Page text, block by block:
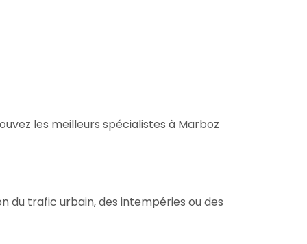
les meilleurs spécialistes à Marboz
du trafic urbain, des intempéries ou des